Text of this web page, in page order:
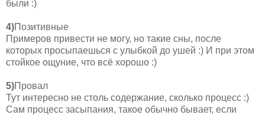
были :)
4)Позитивные
Примеров привести не могу, но такие сны, после
которых просыпаешься с улыбкой до ушей :) И при этом
стойкое ощуние, что всё хорошо :)
5)Провал
Тут интересно не столь содержание, сколько процесс :)
Сам процесс засыпания, такое обычно бывает, если